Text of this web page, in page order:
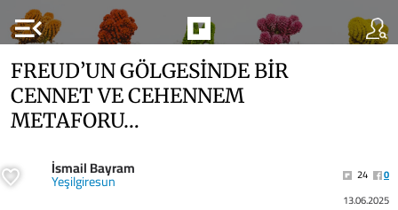
menu_open
FREUD’UN GÖLGESİNDE BİR
CENNET VE CEHENNEM
METAFORU…
İsmail Bayram
Yeşilgiresun 24
0
13.06.2025